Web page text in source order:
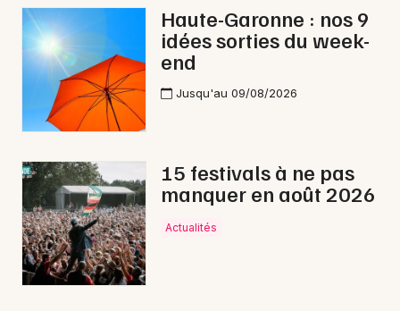
Mon email
Je m'abonne
Haute-Garonne : nos 9
idées sorties du week-
end
Jusqu'au 09/08/2026
15 festivals à ne pas
manquer en août 2026
Actualités